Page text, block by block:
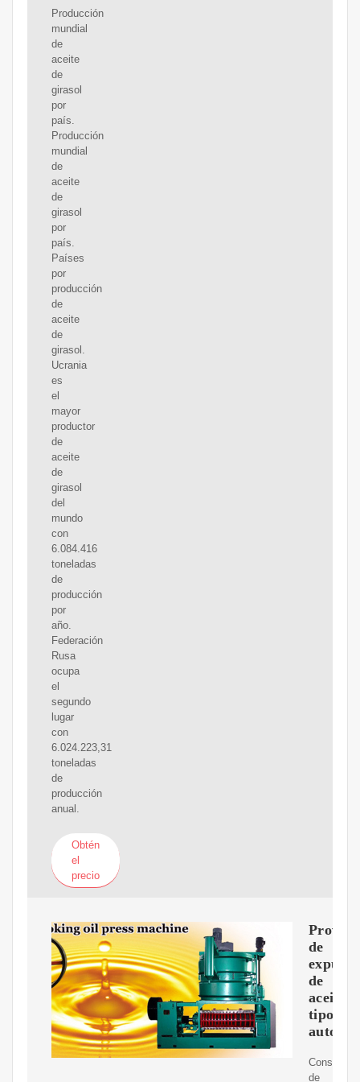
Producción
mundial
de
aceite
de
girasol
por
país.
Producción
mundial
de
aceite
de
girasol
por
país.
Países
por
producción
de
aceite
de
girasol.
Ucrania
es
el
mayor
productor
de
aceite
de
girasol
del
mundo
con
6.084.416
toneladas
de
producción
por
año.
Federación
Rusa
ocupa
el
segundo
lugar
con
6.024.223,31
toneladas
de
producción
anual.
Obtén
el
precio
de
de
aceite
tipo
Consumo
de